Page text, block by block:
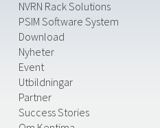
NVRN Rack Solutions
PSIM Software System
Download
Nyheter
Event
Utbildningar
Partner
Success Stories